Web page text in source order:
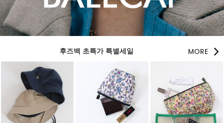
후즈백 초특가 특별세일 MORE